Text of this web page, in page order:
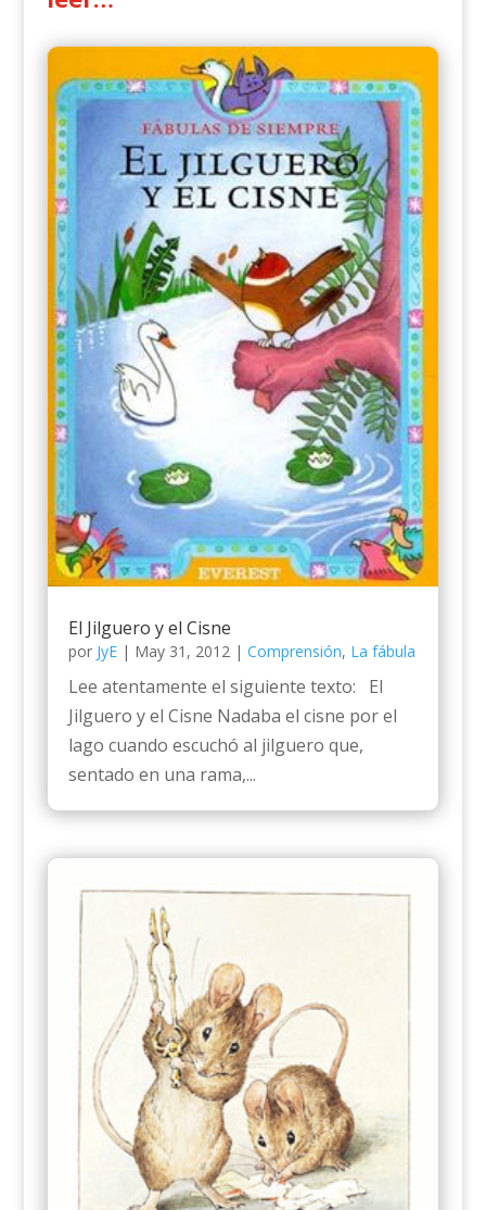
El Jilguero y el Cisne
por JyE| May 31, 2012| Comprensión, La fábula
Lee atentamente el siguiente texto: El
Jilguero y el Cisne Nadaba el cisne por el
lago cuando escuchó al jilguero que,
sentado en una rama,...